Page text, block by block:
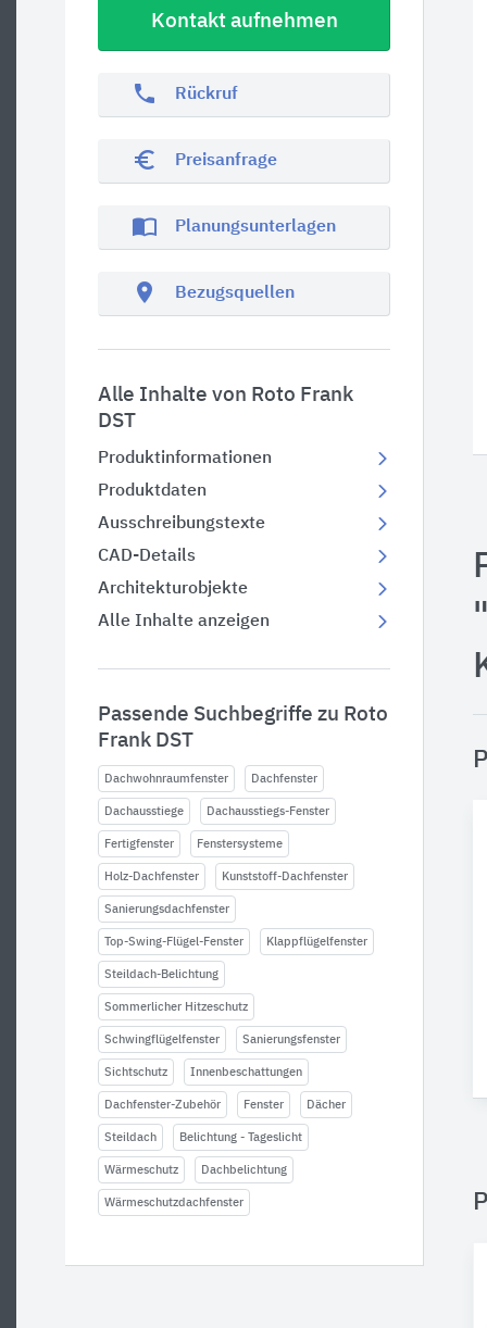
Kontakt aufnehmen
phone Rückruf
euro_symbol Preisanfrage
import_contacts Planungsunterlagen
location_on Bezugsquellen
Alle Inhalte von Roto Frank
DST
Produktinformationen
Produktdaten
Ausschreibungstexte
CAD-Details
Architekturobjekte
Alle Inhalte anzeigen
Passende Suchbegriffe zu Roto
Frank DST
Dachwohnraumfenster Dachfenster
Dachausstiege Dachausstiegs-Fenster
Fertigfenster Fenstersysteme
Holz-Dachfenster Kunststoff-Dachfenster
Sanierungsdachfenster
Top-Swing-Flügel-Fenster Klappflügelfenster
Steildach-Belichtung
Sommerlicher Hitzeschutz
Schwingflügelfenster Sanierungsfenster
Sichtschutz Innenbeschattungen
Dachfenster-Zubehör Fenster Dächer
Steildach Belichtung - Tageslicht
Wärmeschutz Dachbelichtung
Wärmeschutzdachfenster